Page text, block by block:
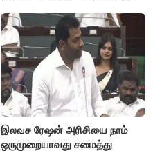
இலவச ரேஷன் அரிசியை நாம்
ஒருமுறையாவது சமைத்து